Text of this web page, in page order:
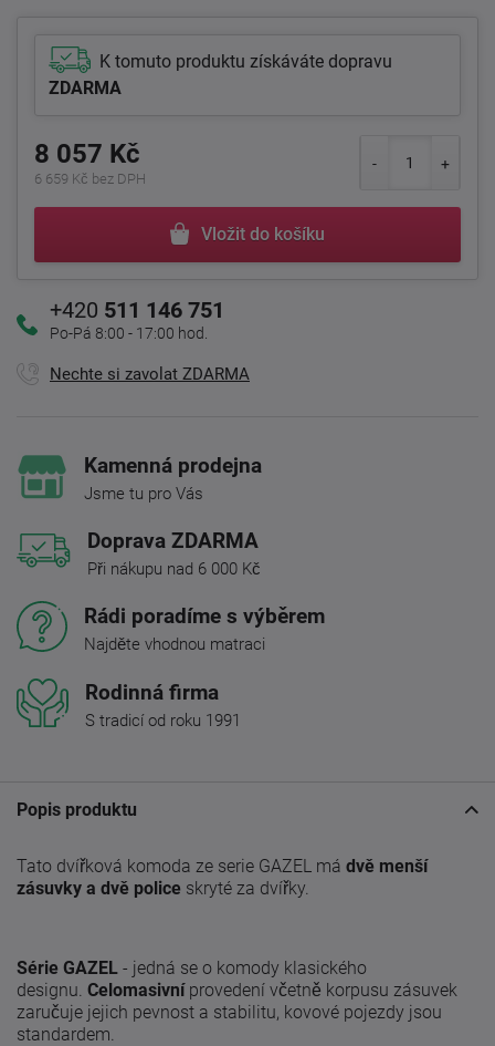
K tomuto produktu získáváte dopravu
ZDARMA
8 057 Kč
6 659 Kč bez DPH
Vložit do košíku
+420 511 146 751
Po-Pá 8:00 - 17:00 hod.
Nechte si zavolat ZDARMA
Kamenná prodejna
Jsme tu pro Vás
Doprava ZDARMA
Při nákupu nad 6 000 Kč
Rádi poradíme s výběrem
Najděte vhodnou matraci
Rodinná firma
S tradicí od roku 1991
Popis produktu
Tato dvířková komoda ze serie GAZEL má dvě menší
zásuvky a dvě police skryté za dvířky.
Série GAZEL - jedná se o komody klasického
designu. Celomasivníprovedení včetně korpusu zásuvek
zaručuje jejich pevnost a stabilitu, kovové pojezdy jsou
standardem.